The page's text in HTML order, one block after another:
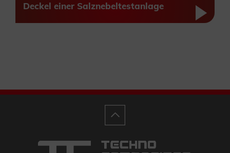
Deckel einer Salznebeltestanlage